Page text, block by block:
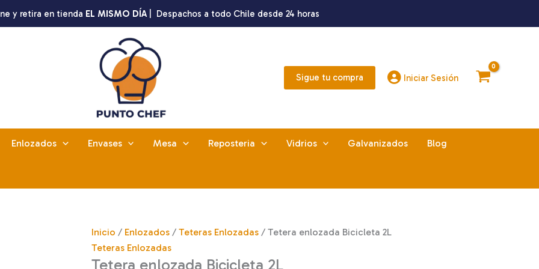
y retira en tienda EL MISMO DÍA | Despachos a todo Chile desde 24 horas
Sigue tu compra Iniciar Sesión
Enlozados Envases Mesa Reposteria Vidrios Galvanizados Blog
Inicio / Enlozados / Teteras Enlozadas / Tetera enlozada Bicicleta 2L
Teteras Enlozadas
Tetera enlozada Bicicleta 2L